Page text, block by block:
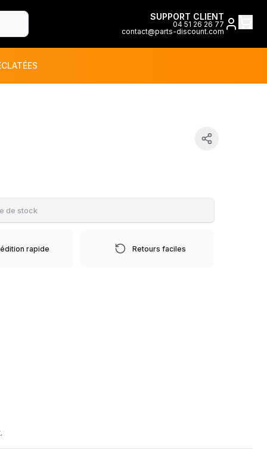
SUPPORT CLIENT
04 51 26 26 77
contact@parts-discount.com
de stock
rapide Retours faciles